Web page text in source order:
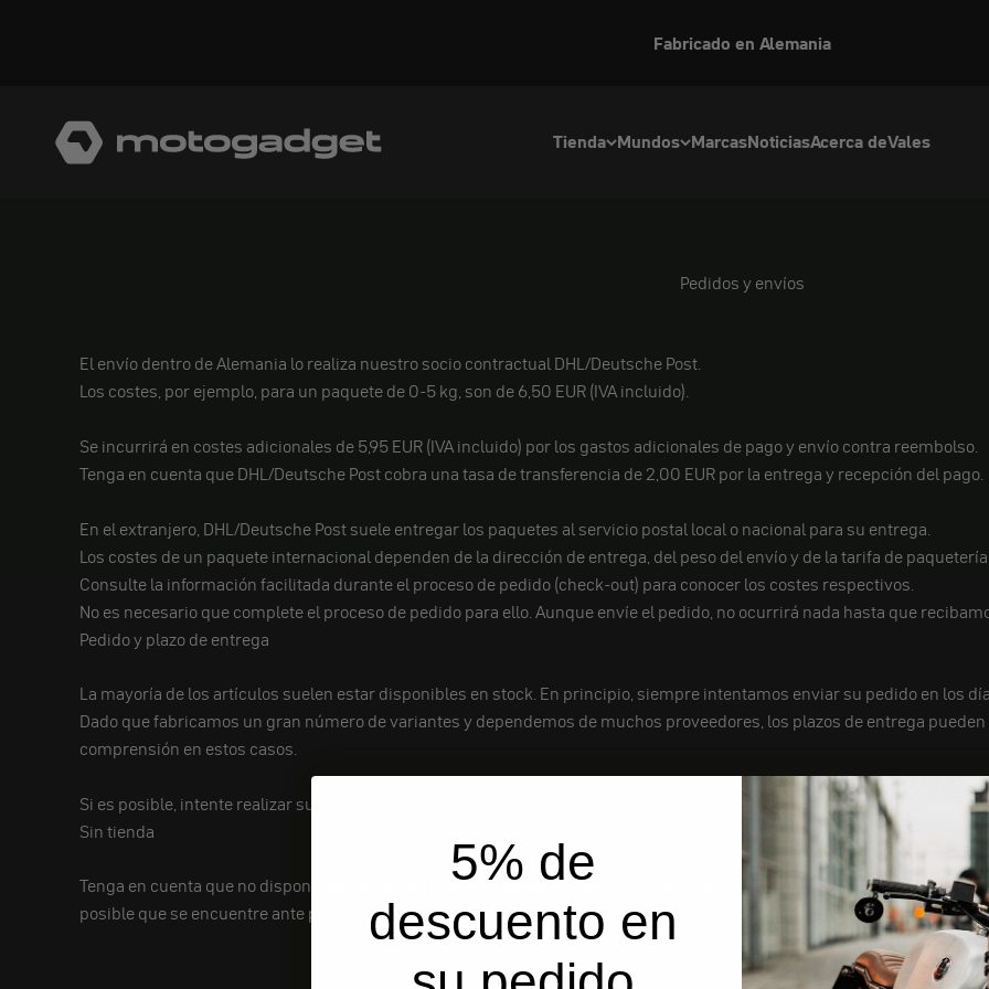
Fabricado en Alemania
Tienda Mundos MarcasNoticiasAcerca deVales
motogadget GmbH
Pedidos y envíos
El envío dentro de Alemania lo realiza nuestro socio contractual DHL/Deutsche Post.
Los costes, por ejemplo, para un paquete de 0-5 kg, son de 6,50 EUR (IVA incluido).
Se incurrirá en costes adicionales de 5,95 EUR (IVA incluido) por los gastos adicionales de pago y envío contra reembolso.
Tenga en cuenta que DHL/Deutsche Post cobra una tasa de transferencia de 2,00 EUR por la entrega y recepción del pago.
En el extranjero, DHL/Deutsche Post suele entregar los paquetes al servicio postal local o nacional para su entrega.
Los costes de un paquete internacional dependen de la dirección de entrega, del peso del envío y de la tarifa de
Consulte la información facilitada durante el proceso de pedido (check-out) para conocer los costes respectivos.
No es necesario que complete el proceso de pedido para ello. Aunque envíe el pedido, no ocurrirá nada hasta que
Pedido y plazo de entrega
La mayoría de los artículos suelen estar disponibles en stock. En principio, siempre intentamos enviar su pedido en los
Dado que fabricamos un gran número de variantes y dependemos de muchos proveedores, los plazos de entrega
comprensión en estos casos.
Si es posible, intente realizar su pedido fuera de la temporada alta habitual (primavera).
Sin tienda
Tenga en cuenta que no disponemos de tienda propia. Si desea ver los productos o recogerlos directamente, debe
posible que se encuentre ante puertas cerradas o que no dispongamos de las piezas deseadas en stock.
5% de
descuento en